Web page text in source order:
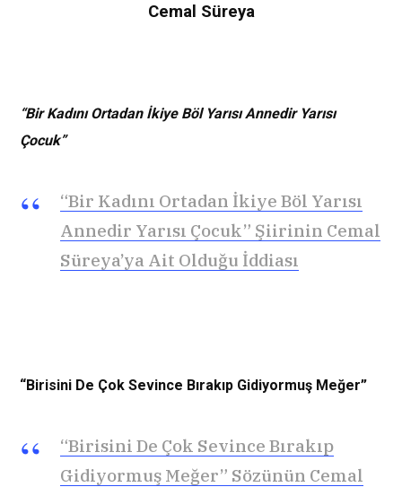
Cemal Süreya
“Bir Kadını Ortadan İkiye Böl Yarısı Annedir Yarısı
Çocuk”
“Bir Kadını Ortadan İkiye Böl Yarısı
Annedir Yarısı Çocuk” Şiirinin Cemal
Süreya’ya Ait Olduğu İddiası
“Birisini De Çok Sevince Bırakıp Gidiyormuş Meğer”
“Birisini De Çok Sevince Bırakıp
Gidiyormuş Meğer” Sözünün Cemal